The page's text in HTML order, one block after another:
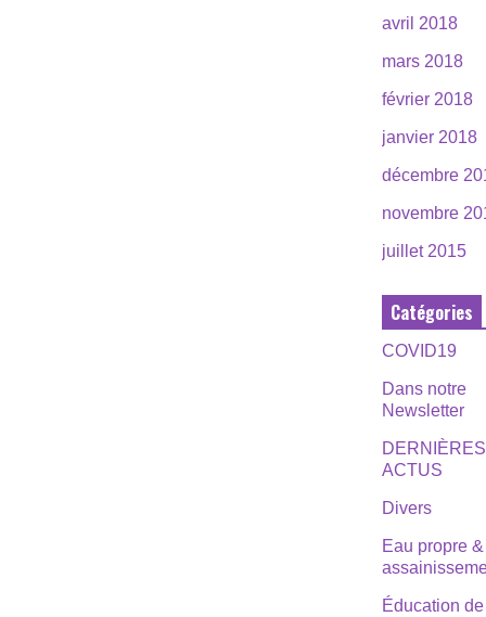
avril 2018
mars 2018
février 2018
janvier 2018
décembre
novembre
juillet 2015
Catégories
COVID19
Dans notre
Newsletter
DERNIÈRES
ACTUS
Divers
Eau propre &
Éducation de